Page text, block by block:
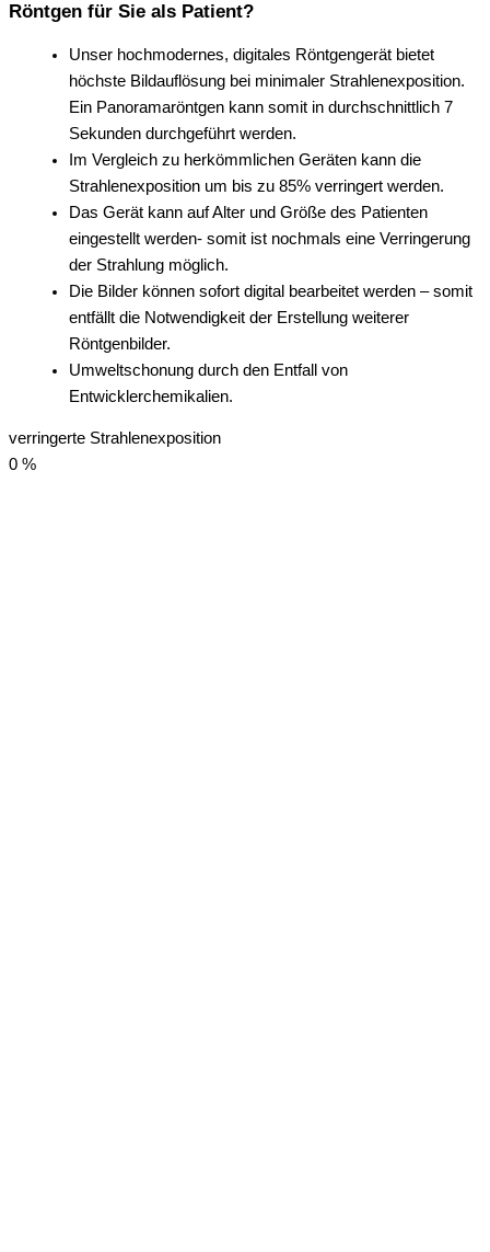
Röntgen für Sie als Patient?
Unser hochmodernes, digitales Röntgengerät bietet
höchste Bildauflösung bei minimaler Strahlenexposition.
Ein Panoramaröntgen kann somit in durchschnittlich 7
Sekunden durchgeführt werden.
Im Vergleich zu herkömmlichen Geräten kann die
Strahlenexposition um bis zu 85% verringert werden.
Das Gerät kann auf Alter und Größe des Patienten
eingestellt werden- somit ist nochmals eine Verringerung
der Strahlung möglich.
Die Bilder können sofort digital bearbeitet werden – somit
entfällt die Notwendigkeit der Erstellung weiterer
Röntgenbilder.
Umweltschonung durch den Entfall von
Entwicklerchemikalien.
verringerte Strahlenexposition
0 %